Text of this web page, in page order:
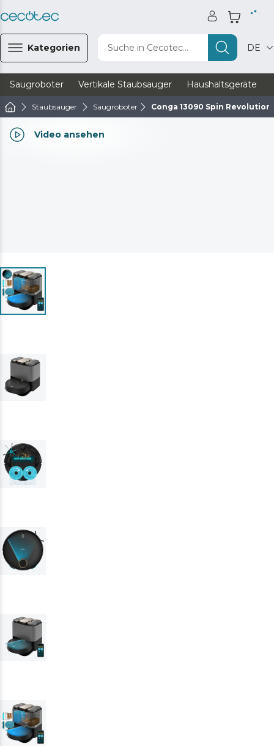
Kategorien Suche in Cecotec... DE
Saugroboter Vertikale Staubsauger Haushaltsgeräte
Staubsauger Saugroboter Conga 13090 Spin Revolution
Video ansehen